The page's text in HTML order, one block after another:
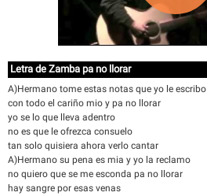
Letra de Zamba pa no llorar
A)Hermano tome estas notas que yo le escribo
con todo el cariño mio y pa no llorar
yo se lo que lleva adentro
no es que le ofrezca consuelo
tan solo quisiera ahora verlo cantar
A)Hermano su pena es mia y yo la reclamo
no quiero que se me esconda pa no llorar
hay sangre por esas venas